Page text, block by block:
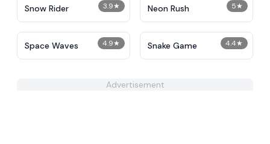
3.9★
Snow Rider 5★
Neon Rush
4.9★
Space Waves 4.4★
Snake Game
Advertisement